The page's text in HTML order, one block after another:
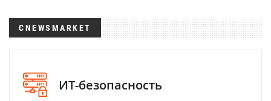
CNEWSMARKET
ИТ-безопасность